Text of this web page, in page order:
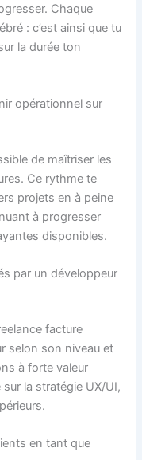
Chaque
: c’est ainsi que tu
la durée ton
opérationnel sur
de maîtriser les
Ce rythme te
projets en à peine
à progresser
disponibles.
par un développeur
facture
selon son niveau et
à forte valeur
la stratégie UX/UI,
en tant que